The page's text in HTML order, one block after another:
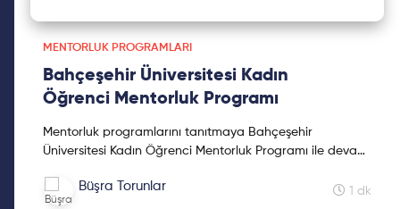
MENTORLUK PROGRAMLARI
Bahçeşehir Üniversitesi Kadın
Öğrenci Mentorluk Programı
Mentorluk programlarını tanıtmaya Bahçeşehir
Üniversitesi Kadın Öğrenci Mentorluk Programı ile devam
Büşra Torunlar 1 dk